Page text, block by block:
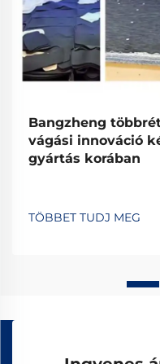
Bangzheng
vágási innováció
gyártás korában
TÖBBET TUDJ MEG